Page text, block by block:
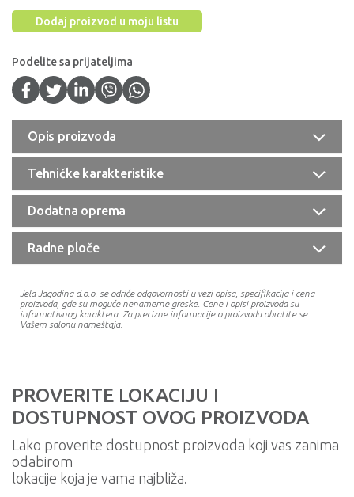
Dodaj proizvod u moju listu
Podelite sa prijateljima
Opis proizvoda
Tehničke karakteristike
Dodatna oprema
Radne ploče
Jela Jagodina d.o.o. se odriče odgovornosti u vezi opisa, specifikacija i cena
proizvoda, gde su moguće nenamerne greske. Cene i opisi proizvoda su
informativnog karaktera. Za precizne informacije o proizvodu obratite se
Vašem salonu nameštaja.
PROVERITE LOKACIJU I
DOSTUPNOST OVOG PROIZVODA
Lako proverite dostupnost proizvoda koji vas zanima
odabirom
lokacije koja je vama najbliža.